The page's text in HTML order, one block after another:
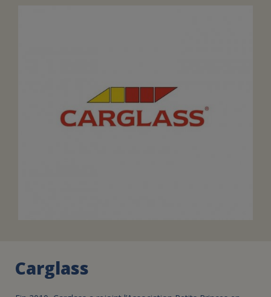
ESPACE PRESSE
Carglass